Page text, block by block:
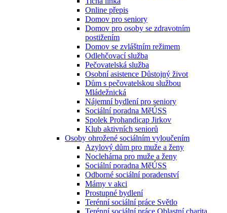
Online přepis
Domov pro seniory
Domov pro osoby se zdravotním
postižením
Domov se zvláštním režimem
Odlehčovací služba
Pečovatelská služba
Osobní asistence Důstojný život
Dům s pečovatelskou službou
Mládežnická
Nájemní bydlení pro seniory
Sociální poradna MěÚSS
Spolek Prohandicap Jirkov
Klub aktivních seniorů
Osoby ohrožené sociálním vyloučením
Azylový dům pro muže a ženy
Noclehárna pro muže a ženy
Sociální poradna MěÚSS
Odborné sociální poradenství
Mámy v akci
Prostupné bydlení
Terénní sociální práce Světlo
Terénní sociální práce Oblastní charita